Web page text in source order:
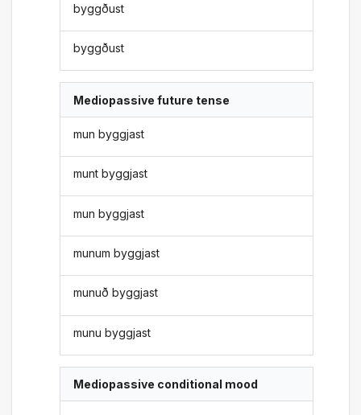
byggðust
byggðust
Mediopassive future tense
mun byggjast
munt byggjast
mun byggjast
munum byggjast
munuð byggjast
munu byggjast
Mediopassive conditional mood